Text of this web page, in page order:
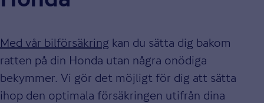
Med vår bilförsäkring kan du sätta dig bakom
ratten på din Honda utan några onödiga
bekymmer. Vi gör det möjligt för dig att sätta
ihop den optimala försäkringen utifrån dina